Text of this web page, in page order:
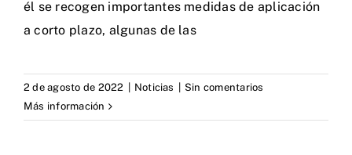
él se recogen importantes medidas de aplicación
a corto plazo, algunas de las
2 de agosto de 2022 Noticias
Sin comentarios
Más información